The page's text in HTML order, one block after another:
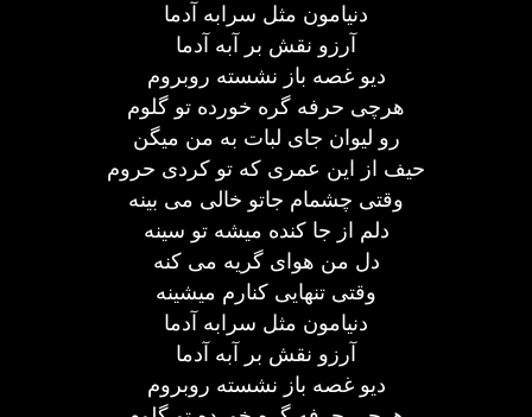
دنیامون مثل سرابه آدما
آرزو نقش بر آبه آدما
دیو غصه باز نشسته روبروم
هرچی حرفه گره خورده تو گلوم
رو لیوان جای لبات به من میگن
حیف از این عمری که تو کردی حروم
وقتی چشمام جاتو خالی می بینه
دلم از جا کنده میشه تو سینه
دل من هوای گریه می کنه
وقتی تنهایی کنارم میشینه
دنیامون مثل سرابه آدما
آرزو نقش بر آبه آدما
دیو غصه باز نشسته روبروم